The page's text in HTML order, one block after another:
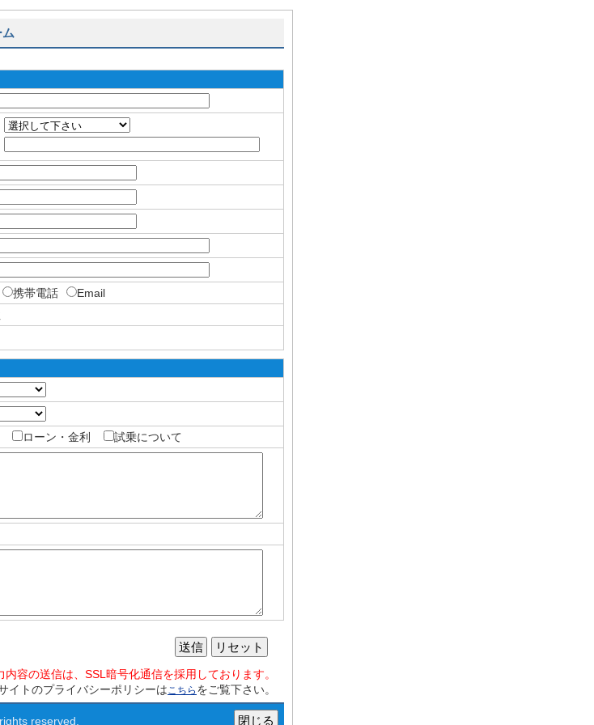
携帯電話
Email
ローン・金利 試乗について
リセット
送信
内容の送信は、SSL暗号化通信を採用しております。
イトのプライバシーポリシーはこちら をご覧下さい。
reserved.